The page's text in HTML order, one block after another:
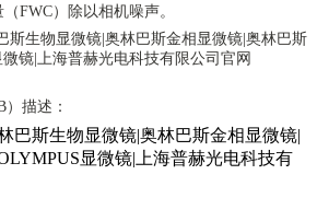
FWC）除以相机噪声。
）描述：